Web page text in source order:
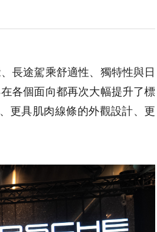
長途駕乘舒適性、獨特性與日
各個面向都再次大幅提升了標
更具肌肉線條的外觀設計、更